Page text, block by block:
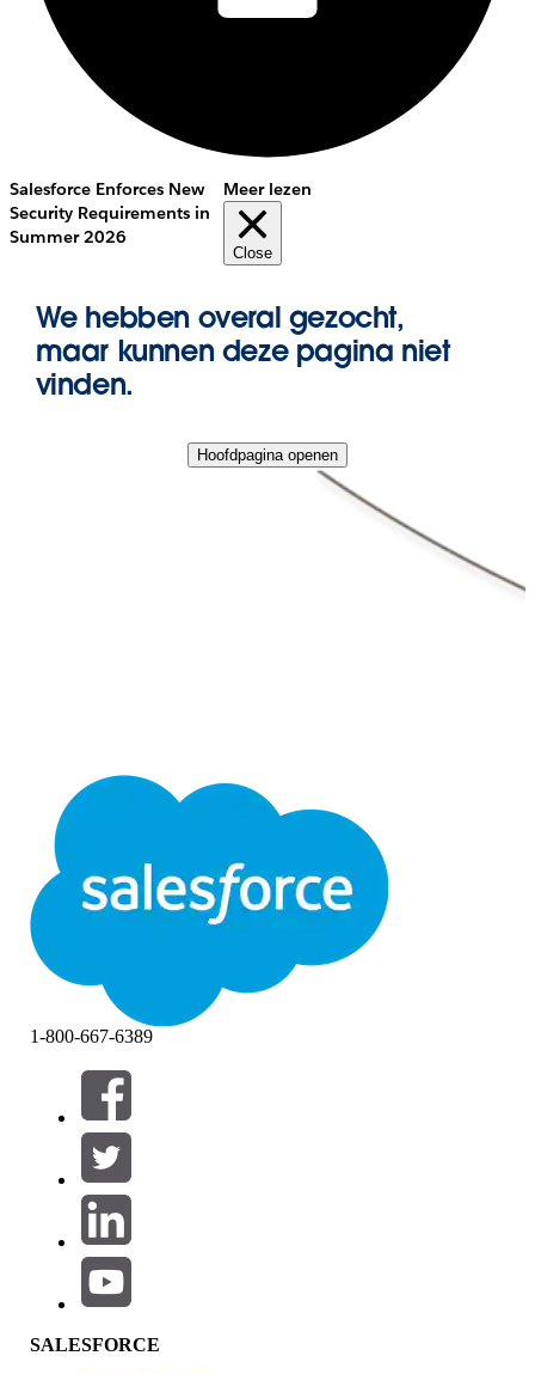
Salesforce Enforces New
Security Requirements in
Summer 2026
Meer lezen
Close
We hebben overal gezocht,
maar kunnen deze pagina niet
vinden.
Hoofdpagina openen
1-800-667-6389
SALESFORCE